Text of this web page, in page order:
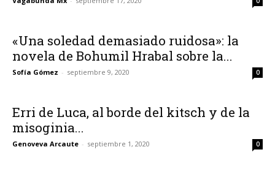
«Una soledad demasiado ruidosa»: la
novela de Bohumil Hrabal sobre la...
Sofía Gómez - septiembre 9, 2020 0
Erri de Luca, al borde del kitsch y de la
misoginia...
Genoveva Arcaute - septiembre 1, 2020 0